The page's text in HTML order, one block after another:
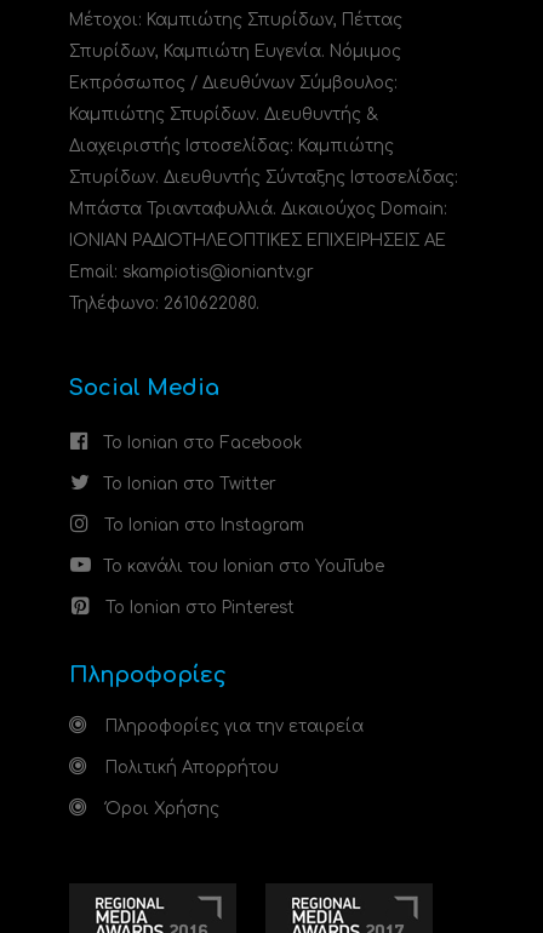
Μέτοχοι: Καμπιώτης Σπυρίδων, Πέττας
Σπυρίδων, Καμπιώτη Ευγενία. Νόμιμος
Εκπρόσωπος / Διευθύνων Σύμβουλος:
Καμπιώτης Σπυρίδων. Διευθυντής &
Διαχειριστής Ιστοσελίδας: Καμπιώτης
Σπυρίδων. Διευθυντής Σύνταξης Ιστοσελίδας:
Μπάστα Τριανταφυλλιά. Δικαιούχος Domain:
ΙΟΝΙΑΝ ΡΑΔΙΟΤΗΛΕΟΠΤΙΚΕΣ ΕΠΙΧΕΙΡΗΣΕΙΣ ΑΕ
Email: skampiotis@ioniantv.gr
Τηλέφωνο: 2610622080.
Social Media
Το Ionian στο Facebook
Το Ionian στο Twitter
Το Ionian στο Instagram
Το κανάλι του Ionian στο YouTube
Το Ionian στο Pinterest
Πληροφορίες
Πληροφορίες για την εταιρεία
Πολιτική Απορρήτου
Όροι Χρήσης